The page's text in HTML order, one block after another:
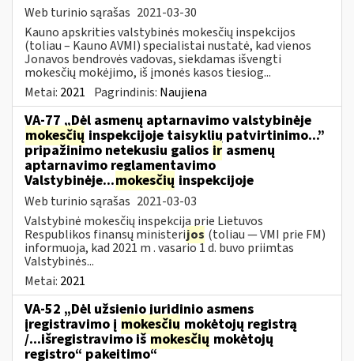
Web turinio sąrašas 2021-03-30
Kauno apskrities valstybinės mokesčių inspekcijos
(toliau – Kauno AVMI) specialistai nustatė, kad vienos
Jonavos bendrovės vadovas, siekdamas išvengti
mokesčių mokėjimo, iš įmonės kasos tiesiog...
Metai: 2021 Pagrindinis: Naujiena
VA-77 „Dėl asmenų aptarnavimo valstybinėje
mokesčių inspekcijoje taisyklių patvirtinimo...”
pripažinimo netekusiu galios ir asmenų
aptarnavimo reglamentavimo
Valstybinėje...mokesčių inspekcijoje
Web turinio sąrašas 2021-03-03
Valstybinė mokesčių inspekcija prie Lietuvos
Respublikos finansų ministerijos (toliau — VMI prie FM)
informuoja, kad 2021 m . vasario 1 d. buvo priimtas
Valstybinės...
Metai: 2021
VA-52 „Dėl užsienio juridinio asmens
įregistravimo į mokesčių mokėtojų registrą
/...išregistravimo išmokesčių mokėtojų
registro“ pakeitimo“